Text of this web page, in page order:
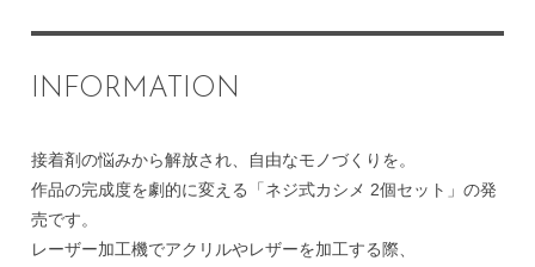
INFORMATION
接着剤の悩みから解放され、自由なモノづくりを。
作品の完成度を劇的に変える「ネジ式カシメ 2個セット」の発
売です。
レーザー加工機でアクリルやレザーを加工する際、